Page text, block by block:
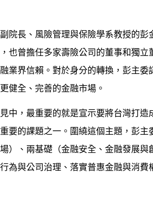
院長、風險管理與保險學系教授的
也曾擔任多家壽險公司的董事和獨
業界信賴。對於身分的轉換，彭主
健全、完善的金融市場。
中，最重要的就是宣示要將台灣打
要的課題之一。圍繞這個主題，彭
）、兩基礎（金融安全、金融發展
為與公司治理、落實普惠金融與消